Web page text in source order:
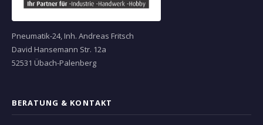
Pneumatik-24, Inh. Andreas Fritsch
David Hansemann Str. 12a
52531 Übach-Palenberg
BERATUNG & KONTAKT